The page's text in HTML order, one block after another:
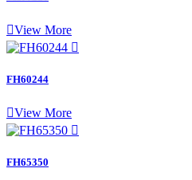
View More

FH60244
View More

FH65350